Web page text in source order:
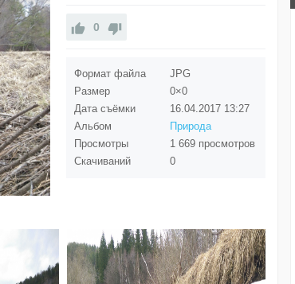
0
Формат файла
JPG
Размер
0×0
Дата съёмки
16.04.2017 13:27
Альбом
Природа
Просмотры
1 669 просмотров
Скачиваний
0